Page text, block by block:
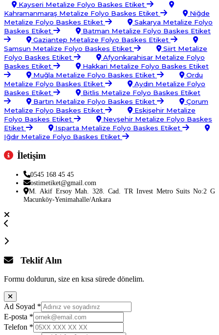
Kayseri Metalize Folyo Baskes Etiket
Kahramanmaraş Metalize Folyo Baskes Etiket
Niğde
Metalize Folyo Baskes Etiket
Sakarya Metalize Folyo
Baskes Etiket
Batman Metalize Folyo Baskes Etiket
Gaziantep Metalize Folyo Baskes Etiket
Samsun Metalize Folyo Baskes Etiket
Siirt Metalize
Folyo Baskes Etiket
Afyonkarahisar Metalize Folyo
Baskes Etiket
Hakkari Metalize Folyo Baskes Etiket
Muğla Metalize Folyo Baskes Etiket
Ordu
Metalize Folyo Baskes Etiket
Aydın Metalize Folyo
Baskes Etiket
Bitlis Metalize Folyo Baskes Etiket
Bartın Metalize Folyo Baskes Etiket
Çorum
Metalize Folyo Baskes Etiket
Eskişehir Metalize
Folyo Baskes Etiket
Nevşehir Metalize Folyo Baskes
Etiket
Isparta Metalize Folyo Baskes Etiket
Iğdır Metalize Folyo Baskes Etiket
İletişim
0545 168 45 45
ostimetiket@gmail.com
M. Akif Ersoy Mah. 328. Cad. TR Invest Metro Suits No:2 G
Macunköy-Yenimahalle/Ankara
Teklif Alın
Formu doldurun, size en kısa sürede dönelim.
Ad Soyad *
E-posta *
Telefon *